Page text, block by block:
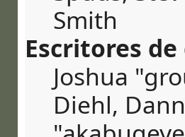
Smith
Escritores
Joshua
Diehl,